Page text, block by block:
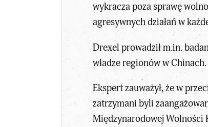
wykracza poza sprawę
agresywnych działań w
Drexel prowadził m.in.
władze regionów w
Ekspert zauważył, że w
zatrzymani byli
Międzynarodowej Wolności